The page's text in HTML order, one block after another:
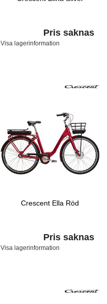
Pris saknas
Visa lagerinformation
Crescent Ella Röd
Pris saknas
Visa lagerinformation